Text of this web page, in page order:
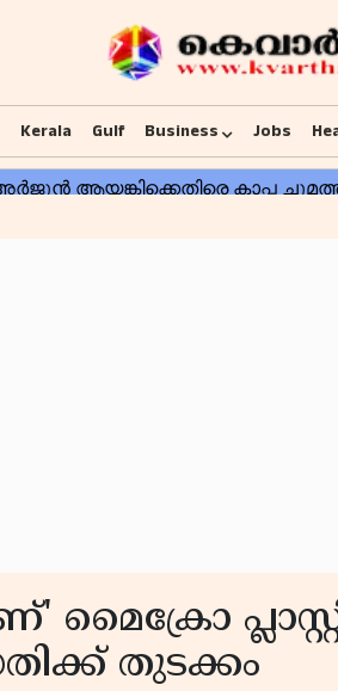
Kerala Gulf Business Jobs
മൈക്രോ
തുടക്കം